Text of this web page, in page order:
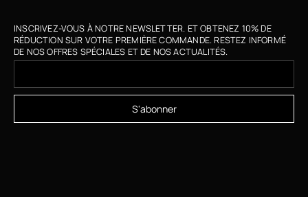
INSCRIVEZ-VOUS À NOTRE NEWSLETTER. ET OBTENEZ 10% DE
RÉDUCTION SUR VOTRE PREMIÈRE COMMANDE. RESTEZ INFORMÉ
DE NOS OFFRES SPÉCIALES ET DE NOS ACTUALITÉS.